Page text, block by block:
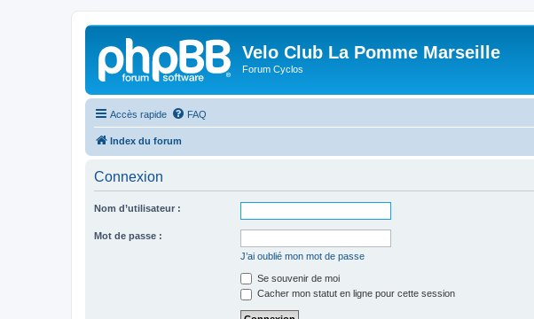
Velo Club La Pomme Marseille
Forum Cyclos
Accès rapide FAQ
Index du forum
Connexion
Nom d’utilisateur :
Mot de passe :
J’ai oublié mon mot de passe
Se souvenir de moi
Cacher mon statut en ligne pour cette session